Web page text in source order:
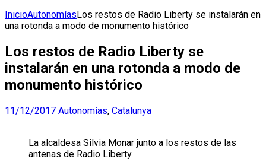
InicioAutonomíasLos restos de Radio Liberty se instalarán en
una rotonda a modo de monumento histórico
Los restos de Radio Liberty se
instalarán en una rotonda a modo de
monumento histórico
11/12/2017 Autonomías, Catalunya
La alcaldesa Silvia Monar junto a los restos de las
antenas de Radio Liberty